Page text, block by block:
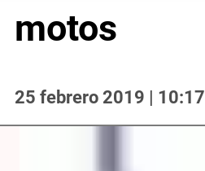
motos
25 febrero 2019 | 10:17